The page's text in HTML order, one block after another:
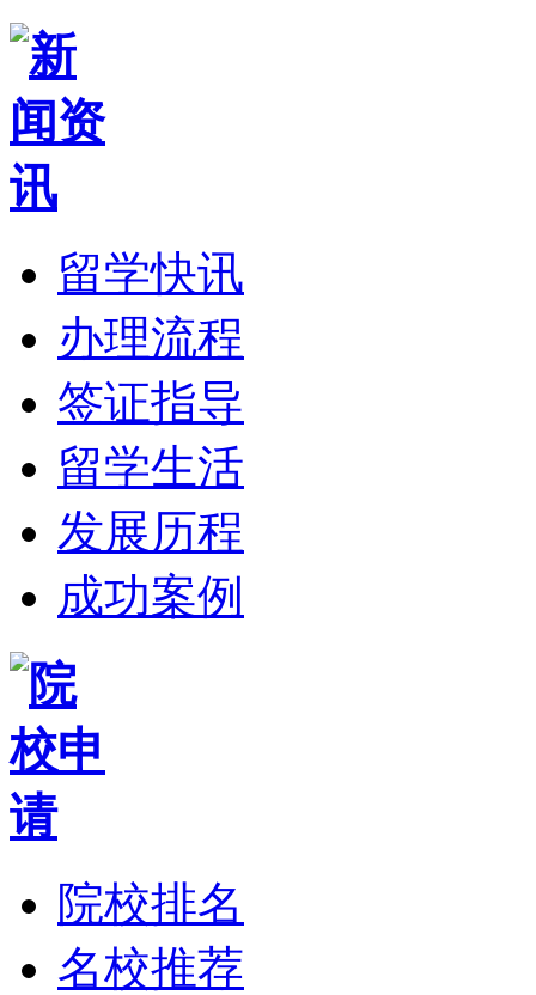
留学快讯
办理流程
签证指导
留学生活
发展历程
成功案例
院校排名
名校推荐